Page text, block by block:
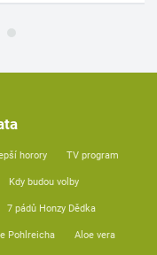
horory TV program
Kdy budou volby
7 pádů Honzy Dědka
Pohlreicha Aloe vera